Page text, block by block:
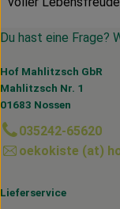
Du hast eine Frage?
Hof Mahlitzsch GbR
Mahlitzsch Nr. 1
01683 Nossen
035242-65620
oekokiste (at)
Lieferservice